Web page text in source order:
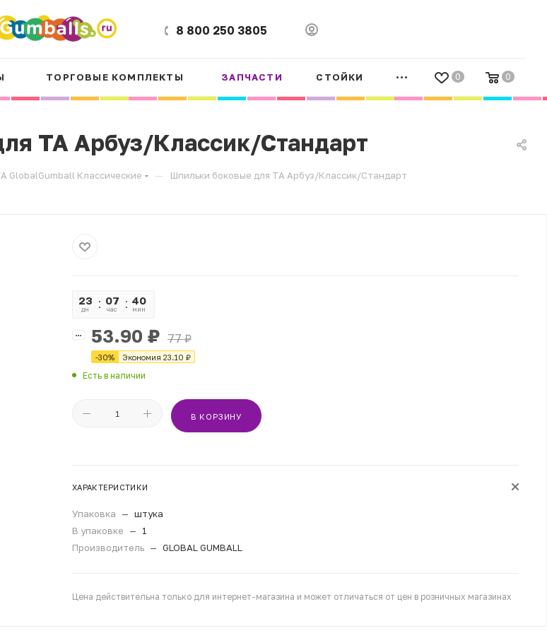
8 800 250 3805
0 0
ТОРГОВЫЕ КОМПЛЕКТЫ ЗАПЧАСТИ СТОЙКИ
ТА Арбуз/Классик/Стандарт
GlobalGumball Классические — Шпильки боковые для ТА Арбуз/Классик/Стандарт
23
дн
07
час
40
мин
53.90 ₽ 77₽
-30% Экономия 23.10 ₽
Есть в наличии
В КОРЗИНУ
ХАРАКТЕРИСТИКИ
Упаковка — штука
В упаковке
—
1
Производитель — GLOBAL GUMBALL
Цена действительна только для интернет-магазина и может отличаться от цен в розничных магазинах